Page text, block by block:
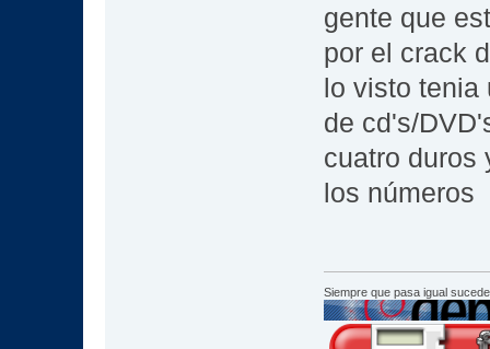
gente que
por el crack
lo visto
de cd's/
cuatro duros
los números
Siempre que pasa igual